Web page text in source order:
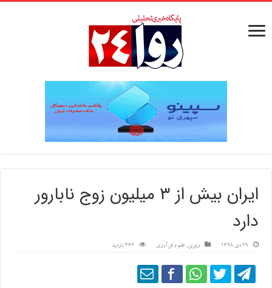
ایران بیش از ۳ میلیون زوج نابارور
دارد
29 دی 1398 ویترین,علم و فن‌آوری 362 بازدید